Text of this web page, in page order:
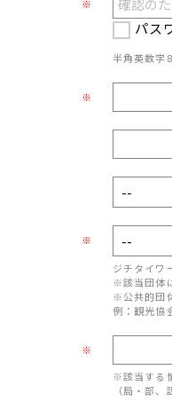
※
パス
半角英数字
※
※
ジチタイワ
※該当団体
※公共的団
例：観光協
※
※該当する
（局・部